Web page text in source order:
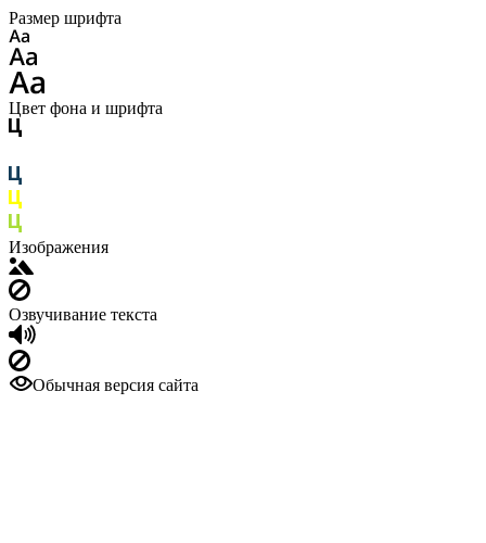
Размер шрифта
Цвет фона и шрифта
Изображения
Озвучивание текста
Обычная версия сайта